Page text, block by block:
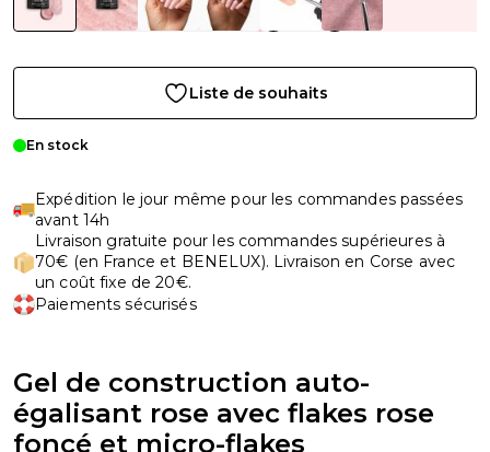
Liste de souhaits
En stock
Expédition le jour même pour les commandes passées
avant 14h
Livraison gratuite pour les commandes supérieures à
70€ (en France et BENELUX). Livraison en Corse avec
un coût fixe de 20€.
Paiements sécurisés
Gel de construction auto-
égalisant rose avec flakes rose
foncé et micro-flakes